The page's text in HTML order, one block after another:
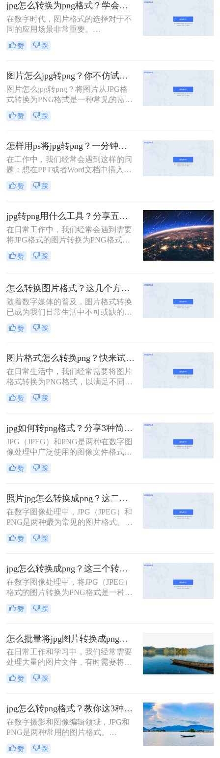
名，适合存储线条图、文字图和需要
透明背景的图像。那么jpg怎么转换成
png图片呢？本文将介绍三种将JPG转
换为PNG图片的方法。
jpg怎么转换为png格式？学会这3种方法，轻松完成！
在数字时代，图片格式的选择对于不
同的应用场景非常重要。
JPEG（JPG）格式因其较小的文件大
小和良好的兼容性而广泛应用于网络
是需要透明背景或无损压缩时，PNG
格式更为合适。那么jpg怎么转换为
png格式呢？本文将介绍几种简单有
效的方法，帮助您轻松将JPG格式的
图片转换为PNG格式。
赞 踩
图片怎么jpg转png？你不仿试试这四个简单方法！
图片怎么jpg转png？将图片从JPG格
式转换为PNG格式是一种常见的需
求，因为PNG格式的文件通常具有更
高的质量和更广泛的适用性。下面介
赞 踩
怎样用ps将jpg转png？一分钟学会如何PS格式转换！
在工作中，我们经常会遇到这样的问
题：想在PPT或者Word文档中插入一
张图片，可是图片却是带背景的图
片，看起来和制作的文档很不搭。想
体效果更加美观，就需要把图片变成
透明图，也就是把jpg的格式转变成
png的格式。那么，在PS中怎么把图
片jpg的格式转变成png的格式呢？下
面一起看看吧。
赞 踩
jpg转png用什么工具？分享五种简单工具！
在日常工作中，我们经常会遇到需要
将JPG格式的图片转换为PNG格式的
情况。无论是为了支持透明背景，还
是为了更好地控制图像质量，将JPG
几种可靠的工具和方法，帮助您轻松
实现这一转换。
赞 踩
怎么转换图片格式？这几个方法教你轻松转换！
随着数字媒体的普及，图片格式转换
已成为我们日常生活中不可或缺的一
部分。无论是为了节省存储空间，还
是为了在不同设备上更好地展示图
显得尤为重要。那么怎么转换图片格
式呢？本文将为您介绍几种简单易行
的图片格式转换方法，帮助您轻松完
成图片格式的转换。
赞 踩
图片格式怎么转换png？快来试试这4个实用方法！
在日常生活中，我们经常需要将图片
格式转换为PNG格式，以满足不同的
需求。PNG格式以其无损压缩和透明
度支持等特性，在网页设计和多媒体
转换png呢？本文将介绍四种将图片
转换为PNG格式的方法。
赞 踩
jpg如何转png格式？分享3种简单转换方法！
JPG（JPEG）和PNG是两种在数字图
像处理中广泛使用的图像文件格式。
JPG以其高效的压缩算法和广泛的兼
容性成为存储照片和图像的首选格
明度和丰富的颜色深度著称，特别适
合用于需要高质量图像和透明背景的
场景。在某些情况下，我们可能需要
将JPG图片转换为PNG格式，以满足
特定的设计或展示需求。那么jpg如何
转png格式呢？本文将介绍几种实现
赞 踩
照片jpg怎么转换成png？这二个实用方法教会你！
在数字图像处理中，JPG（JPEG）和
PNG是两种最为常见的图片格式。
JPG以其高效的压缩率和适中的文件
大小广泛应用于网络图片和照片存
明背景和更高的色彩深度受到设计师
和网页开发者的青睐。有时候，我们
可能需要将JPG照片转换成PNG格式
以满足特定的需求。那么照片jpg怎么
转换成png呢？本文将介绍几种简单
有效的方法来实现JPG到PNG的转
赞 踩
jpg怎么转换成png？这三个转换方法教会你！
在数字图像处理中，将JPG（JPEG）
格式的图片转换为PNG格式是一种常
见的需求。JPG因其高效的压缩算法
而广泛用于存储和传输照片，但它在
PNG。PNG格式则以其无损压缩、支
持透明度和广泛的色彩支持而受到设
计师和网页开发者的青睐。那么jpg怎
么转换成png呢？本文将介绍几种简
单且实用的方法，帮助你将JPG图片
转换为PNG格式。
赞 踩
怎么批量将jpg图片转换成png图片？这三种方法任你选择！
在日常工作和学习中，我们经常需要
处理大量的图片文件，有时需要将
JPG格式的图片批量转换为PNG格
式。PNG格式以其无损压缩、支持透
计等领域得到广泛应用。那么怎么批
量将jpg图片转换成png图片呢？本文
将详细介绍几种批量将JPG图片转换
成PNG图片的方法，帮助读者高效完
成这一任务。
赞 踩
jpg怎么转png格式？教你这3种简单又实用的方法！
在数字摄影和图像编辑领域，JPG和
PNG是两种常用的图片格式。
JPG（Joint Photographic Experts
Group）是一种有损的图片格式，支
赞 踩